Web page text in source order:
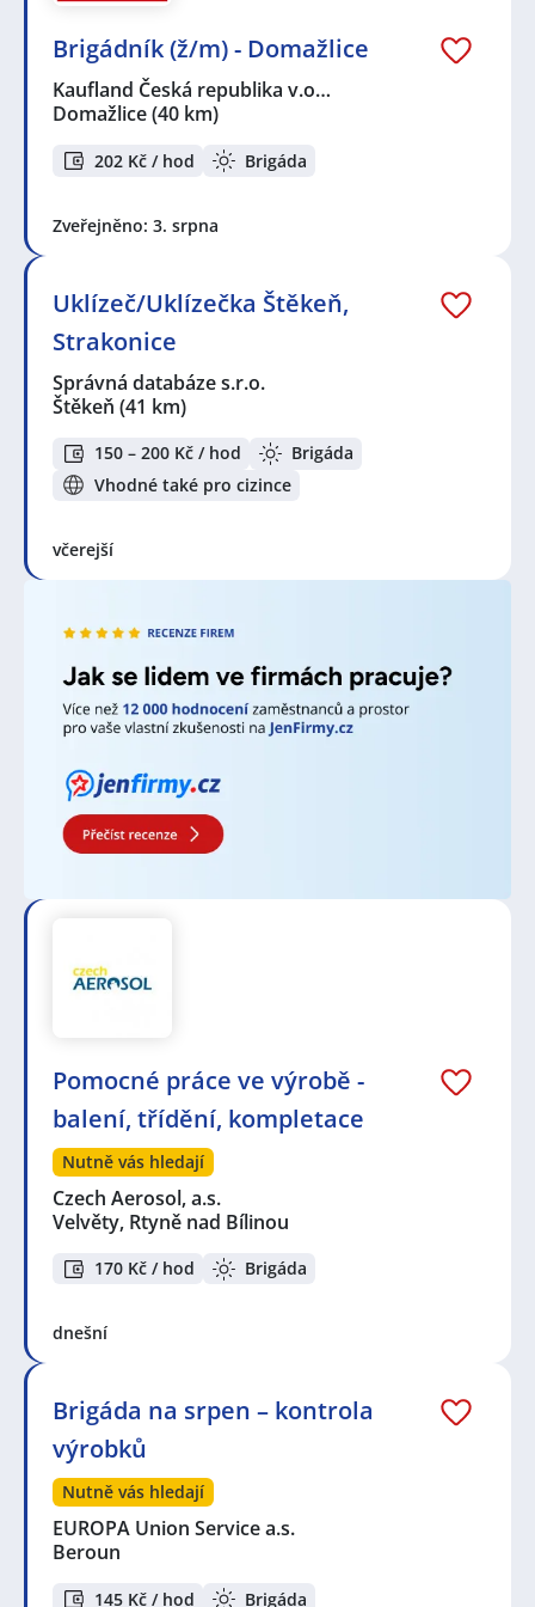
Zvyšte si šanci v nalezení nového uplatnění!
Vytvořte
si účet na JenPráce.cz a pravidelně na Váš email
dostávejte aktuální seznam pracovních nabídek,
včetně námi doporučovaných.
KPK sport s.r.o., Kaufland Česká republika v.o.s.
novinová společnost a.s.
Seznam lokalit v zobrazených inzerátech:
Domažlice
Brigádník (ž/m) - Domažlice
Kaufland Česká republika v.o…
Domažlice(40 km)
202 Kč / hod Brigáda
Zveřejněno: 3. srpna
Uklízeč/Uklízečka Štěkeň,
Strakonice
Správná databáze s.r.o.
Štěkeň (41 km)
150 – 200 Kč / hod
Brigáda
Vhodné také pro cizince
včerejší
Pomocné práce ve výrobě -
balení, třídění, kompletace
Nutně vás hledají
Czech Aerosol, a.s.
Velvěty, Rtyně nad Bílinou
170 Kč / hod Brigáda
dnešní
Brigáda na srpen – kontrola
výrobků
Nutně vás hledají
EUROPA Union Service a.s.
Beroun
145 Kč / hod Brigáda